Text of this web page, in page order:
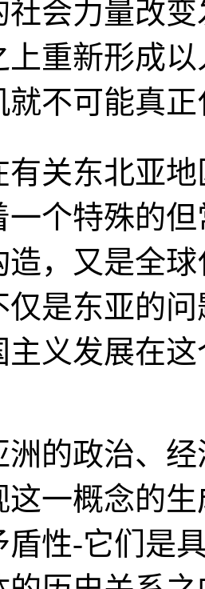
社会力量改
上重新形成
就不可能真
有关东北亚
一个特殊的
造，又是全
仅是东亚的
主义发展在
洲的政治、
这一概念的
盾性-它们是